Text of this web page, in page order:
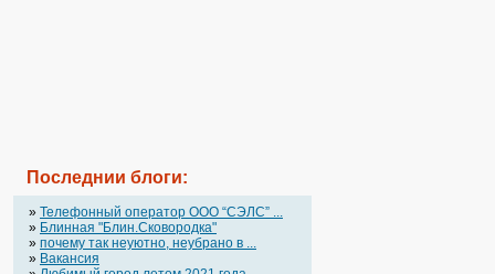
Последнии блоги:
» Телефонный оператор OOO “СЭЛС” ...
» Блинная "Блин.Сковородка"
» почему так неуютно, неубрано в ...
» Вакансия